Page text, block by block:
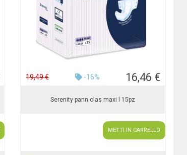
19,49 € -16% 16,46 €
Serenity pann clas maxi l 15pz
METTI IN CARRELLO